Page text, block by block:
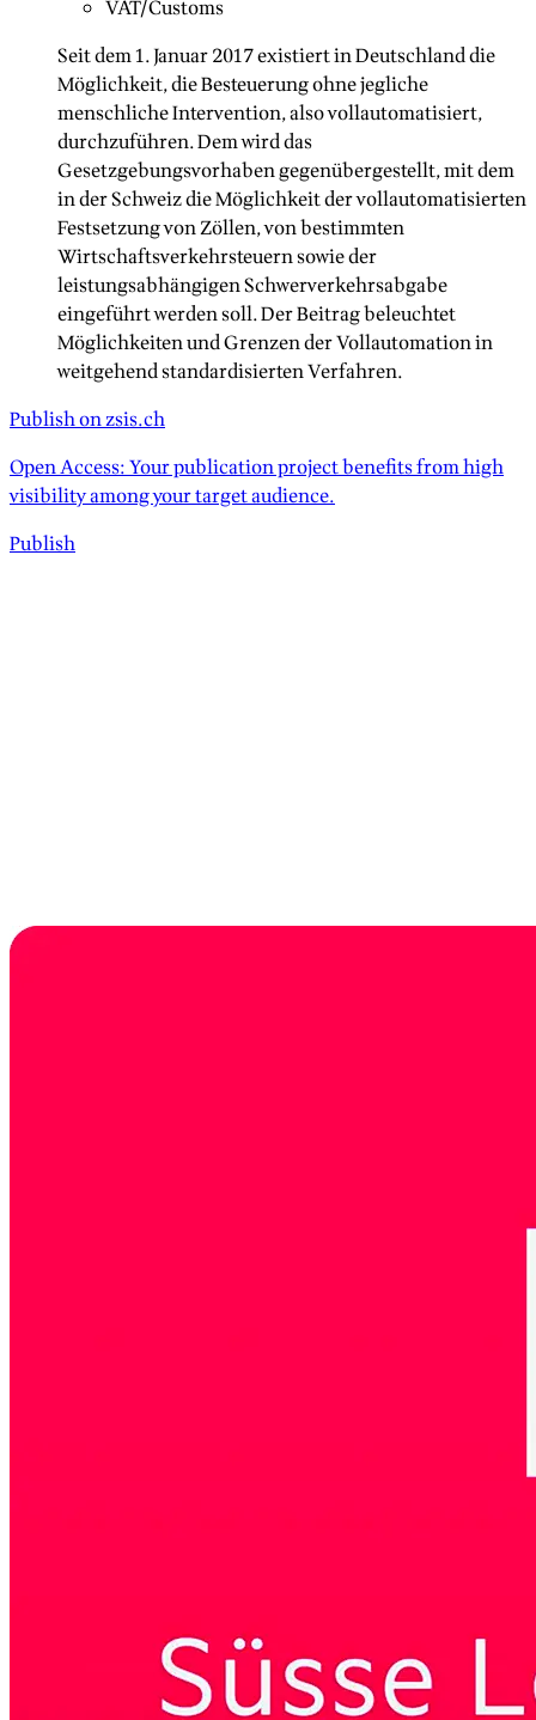
VAT/Customs
Seit dem 1. Januar 2017 existiert in Deutschland die
Möglichkeit, die Besteuerung ohne jegliche
menschliche Intervention, also vollautomatisiert,
durchzuführen. Dem wird das
Gesetzgebungsvorhaben gegenübergestellt, mit dem
in der Schweiz die Möglichkeit der vollautomatisierten
Festsetzung von Zöllen, von bestimmten
Wirtschaftsverkehrsteuern sowie der
leistungsabhängigen Schwerverkehrsabgabe
eingeführt werden soll. Der Beitrag beleuchtet
Möglichkeiten und Grenzen der Vollautomation in
weitgehend standardisierten Verfahren.
Publish on zsis.ch
Open Access: Your publication project benefits from high
visibility among your target audience.
Publish